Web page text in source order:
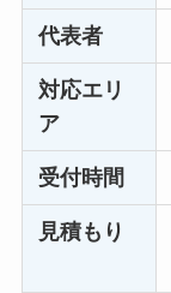
代表者
対応エリ
ア
受付時間
見積もり